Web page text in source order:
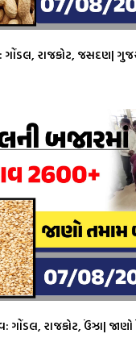
રાજકોટ, જસદણ|
રાજકોટ, ઉંઝા|